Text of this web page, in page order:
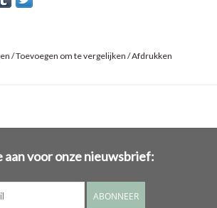
/Toevoegen om te vergelijken /Afdrukken
aan voor onze nieuwsbrief:
ABONNEER